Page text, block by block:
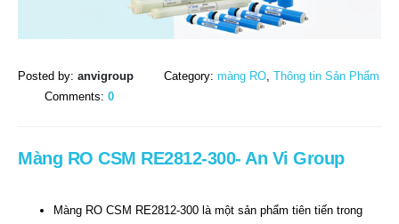
Posted by: anvigroup Category: màng RO Thông tin Sản Phẩm
Comments: 0
Màng RO CSM RE2812-300- An Vi Group
Màng RO CSM RE2812-300 là một sản phẩm tiên tiến trong